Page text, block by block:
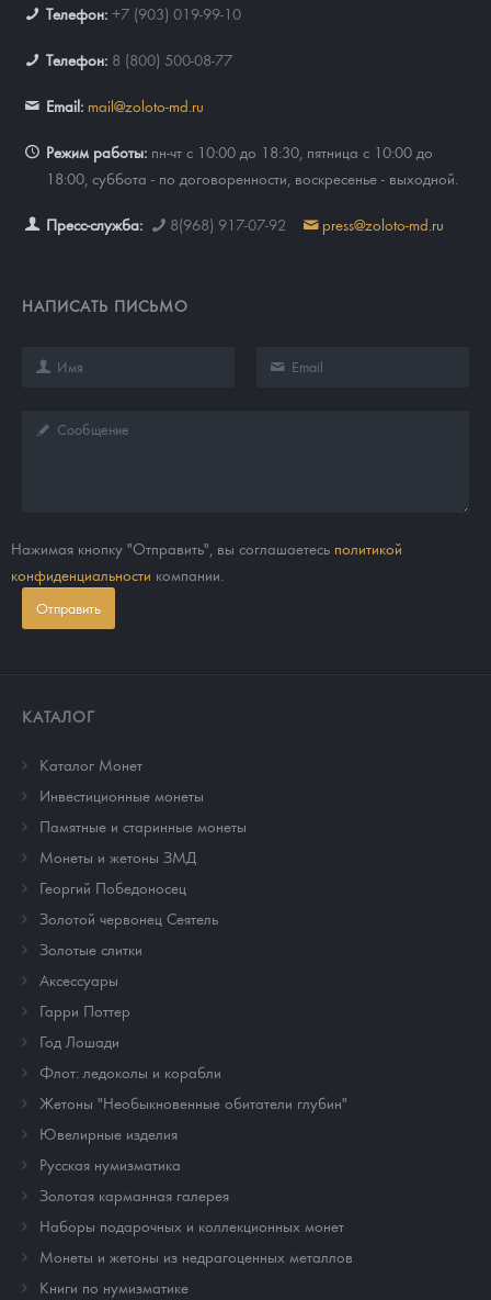
Телефон: +7 (903) 019-99-10
Телефон: 8 (800) 500-08-77
Email: mail@zoloto-md.ru
Режим работы: пн-чт с 10:00 до 18:30, пятница с 10:00 до
18:00, суббота - по договоренности, воскресенье - выходной.
Пресс-служба: 8(968) 917-07-92 press@zoloto-md.ru
НАПИСАТЬ ПИСЬМО
Нажимая кнопку "Отправить", вы соглашаетесь политикой
конфиденциальности компании.
Отправить
КАТАЛОГ
Каталог Монет
Инвестиционные монеты
Памятные и старинные монеты
Монеты и жетоны ЗМД
Георгий Победоносец
Золотой червонец Сеятель
Золотые слитки
Аксессуары
Гарри Поттер
Год Лошади
Флот: ледоколы и корабли
Жетоны "Необыкновенные обитатели глубин"
Ювелирные изделия
Русская нумизматика
Золотая карманная галерея
Наборы подарочных и коллекционных монет
Монеты и жетоны из недрагоценных металлов
Книги по нумизматике